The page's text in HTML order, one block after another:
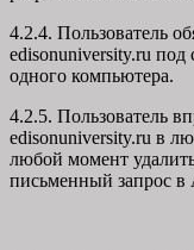
4.2.4. Пользователь
edisonuniversity.ru под
одного компьютера.
4.2.5. Пользователь
edisonuniversity.ru в
любой момент
письменный запрос